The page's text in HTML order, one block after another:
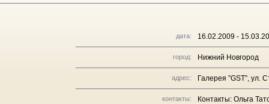
дата: 16.02.2009 -
город: Нижний Новгород
адрес: Галерея ”GST”, ул.
контакты: Контакты: Ольга